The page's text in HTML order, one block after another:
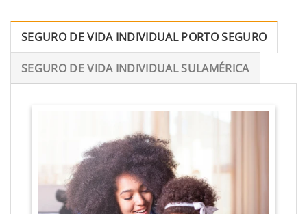
SEGURO DE VIDA INDIVIDUAL PORTO SEGURO
SEGURO DE VIDA INDIVIDUAL SULAMÉRICA